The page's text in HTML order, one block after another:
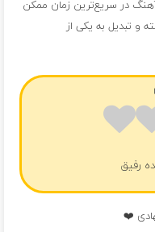
در سریع‌ترین زمان ممکن
و تبدیل به یکی از
رفیق
❤️